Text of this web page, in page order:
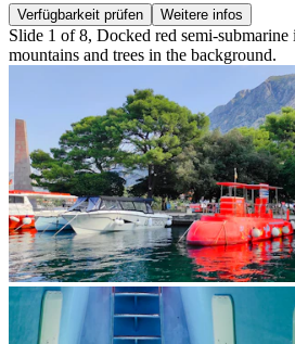
Verfügbarkeit prüfen Weitere infos
Slide 1 of 8, Docked red semi-
mountains and trees in the background.